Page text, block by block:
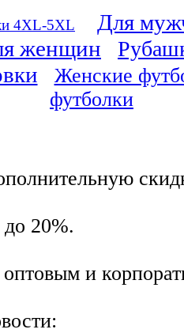
4XL-5XL Для
женщин
Женские
футболки
20%.
и